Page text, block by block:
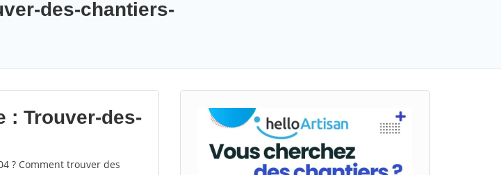
des-chantiers-
: Trouver-des-
? Comment trouver des